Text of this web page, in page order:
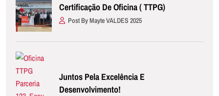
Certificação De Oficina ( TTPG)
Post By Mayte VALDES 2025
Juntos Pela Excelência E
Desenvolvimento!